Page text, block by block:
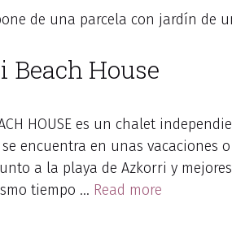
de una parcela con jardín de
Beach House
HOUSE es un chalet
se encuentra en unas vacaciones
a la playa de Azkorri y
tiempo … Read more